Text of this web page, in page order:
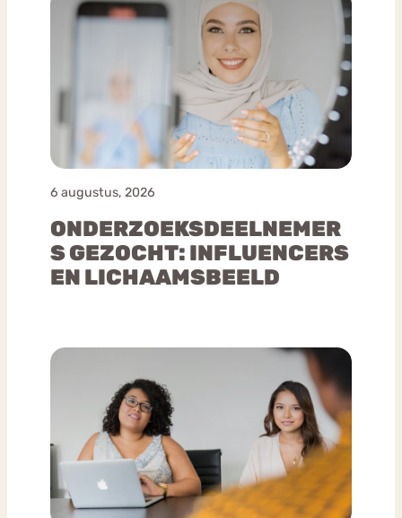
6 augustus, 2026
ONDERZOEKSDEELNEMER
S GEZOCHT: INFLUENCERS
EN LICHAAMSBEELD